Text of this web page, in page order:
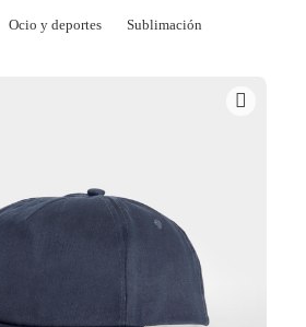
Ocio y deportes Sublimación